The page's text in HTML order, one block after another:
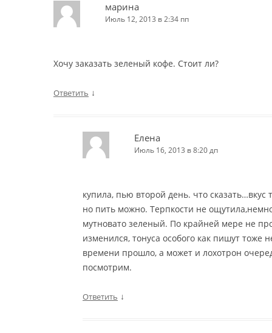
марина
Июль 12, 2013 в 2:34 пп
Хочу заказать зеленый кофе. Стоит ли?
Ответить ↓
Елена
Июль 16, 2013 в 8:20 дп
купила, пью второй день. что сказать…вкус
но пить можно. Терпкости не
мутновато зеленый. По крайней мере не
изменился, тонуса особого как пишут
времени прошло, а может и лохотрон
посмотрим.
Ответить ↓